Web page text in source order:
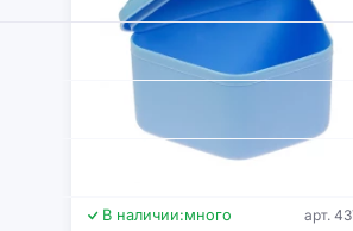
В наличии:много арт.